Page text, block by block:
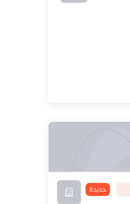
جديدة